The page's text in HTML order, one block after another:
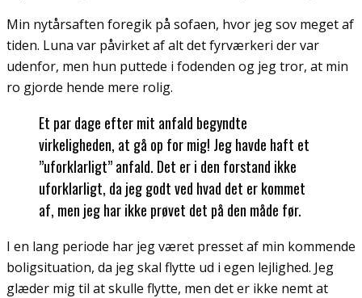
Min nytårsaften foregik på sofaen, hvor jeg sov meget af
tiden. Luna var påvirket af alt det fyrværkeri der var
udenfor, men hun puttede i fodenden og jeg tror, at min
ro gjorde hende mere rolig.
Et par dage efter mit anfald begyndte
virkeligheden, at gå op for mig! Jeg havde haft et
”uforklarligt” anfald. Det er i den forstand ikke
uforklarligt, da jeg godt ved hvad det er kommet
af, men jeg har ikke prøvet det på den måde før.
I en lang periode har jeg været presset af min kommende
boligsituation, da jeg skal flytte ud i egen lejlighed. Jeg
glæder mig til at skulle flytte, men det er ikke nemt at